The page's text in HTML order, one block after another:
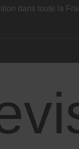
dans toute la